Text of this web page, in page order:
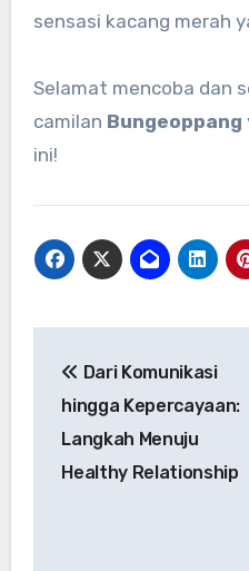
sensasi kacang merah
Selamat mencoba dan
camilan Bungeoppang
ini!
pos
Dari Komunikasi
hingga Kepercayaan:
Langkah Menuju
Healthy Relationship